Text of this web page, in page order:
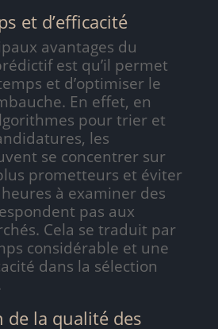
et d’efficacité
avantages du
est qu’il permet
et d’optimiser le
En effet, en
pour trier et
les
se concentrer sur
prometteurs et éviter
à examiner des
pas aux
Cela se traduit par
considérable et une
dans la sélection
la qualité des